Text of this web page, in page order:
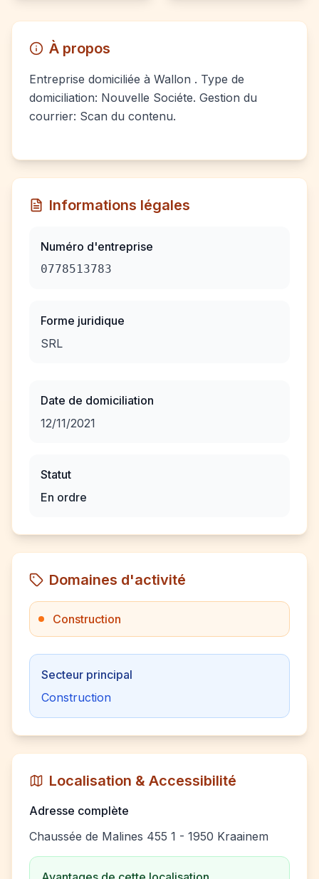
À propos
Entreprise domiciliée à Wallon . Type de
domiciliation: Nouvelle Sociéte. Gestion du
courrier: Scan du contenu.
Informations légales
Numéro d'entreprise
0778513783
Forme juridique
SRL
Date de domiciliation
12/11/2021
Statut
En ordre
Domaines d'activité
Construction
Secteur principal
Construction
Localisation & Accessibilité
Adresse complète
Chaussée de Malines 455 1 - 1950 Kraainem